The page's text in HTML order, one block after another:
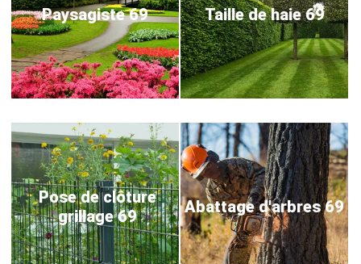
Paysagiste 69 Taille de haie 69
Pose de clôture
grillage 69
Abattage d'arbres 69